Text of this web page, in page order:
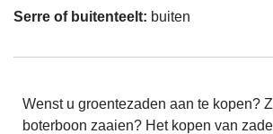
Serre of buitenteelt: buiten
Wenst u groentezaden aan te kopen?
boterboon zaaien? Het kopen van